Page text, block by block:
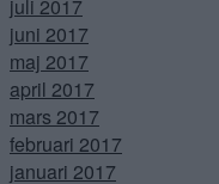
juli 2017
juni 2017
maj 2017
april 2017
mars 2017
februari 2017
januari 2017